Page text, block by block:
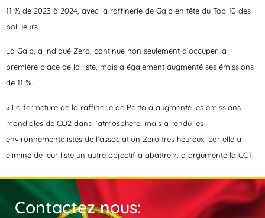
11 % de 2023 à 2024, avec la raffinerie de Galp en tête du Top 10 des
pollueurs.
La Galp, a indiqué Zero, continue non seulement d’occuper la
première place de la liste, mais a également augmenté ses émissions
de 11 %.
« La fermeture de la raffinerie de Porto a augmenté les émissions
mondiales de CO2 dans l’atmosphère, mais a rendu les
environnementalistes de l’association Zero très heureux, car elle a
éliminé de leur liste un autre objectif à abattre », a argumenté la CCT.
Contactez nous: